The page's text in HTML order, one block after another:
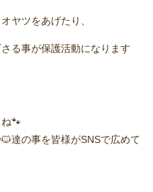
ヤツをあげたり、
る事が保護活動になります
🐾
達の事を皆様がSNSで広めて